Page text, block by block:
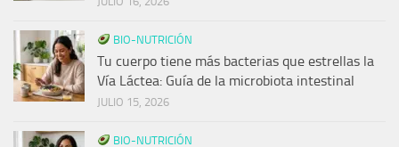
BIO-NUTRICIÓN
Tu cuerpo tiene más bacterias que estrellas la
Vía Láctea: Guía de la microbiota intestinal
JULIO 15, 2026
BIO-NUTRICIÓN